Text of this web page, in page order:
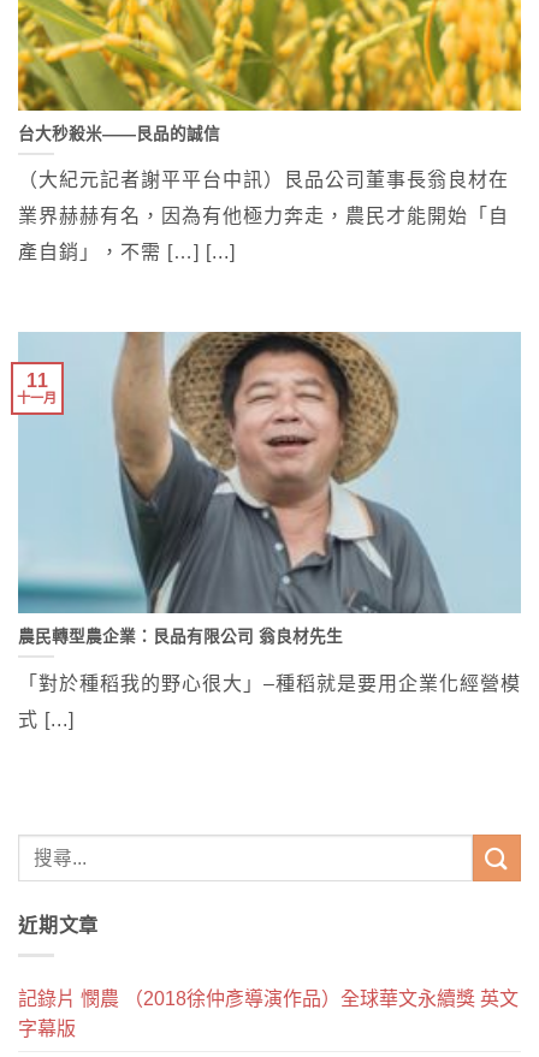
台大秒殺米——艮品的誠信
（大紀元記者謝平平台中訊）艮品公司董事長翁良材在
業界赫赫有名，因為有他極力奔走，農民才能開始「自
產自銷」，不需 […] [...]
農民轉型農企業：艮品有限公司 翁良材先生
「對於種稻我的野心很大」–種稻就是要用企業化經營模
式 [...]
11
十一月
近期文章
記錄片 憫農 （2018徐仲彥導演作品）全球華文永續獎 英文
字幕版